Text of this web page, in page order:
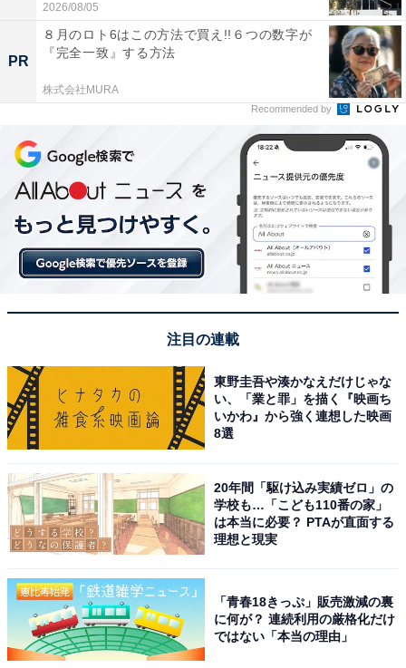
2026/08/05
PR
８月のロト6はこの方法で買え!!６つの数字が
『完全一致』する方法
株式会社MURA
Recommended by
注目の連載
東野圭吾や湊かなえだけじゃな
い、「業と罪」を描く『映画ち
いかわ』から強く連想した映画
8選
20年間「駆け込み実績ゼロ」の
学校も…「こども110番の家」
は本当に必要？ PTAが直面する
理想と現実
「青春18きっぷ」販売激減の裏
に何が？ 連続利用の厳格化だけ
ではない「本当の理由」